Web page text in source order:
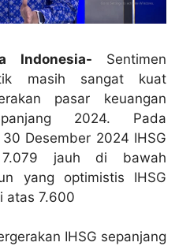
Indonesia- Sentimen
masih sangat kuat
pasar keuangan
2024. Pada
Desember 2024 IHSG
jauh di bawah
yang optimistis IHSG
atas 7.600
IHSG sepanjang